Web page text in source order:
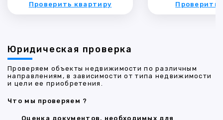
Проверить квартиру Проверить
Юридическая проверка
Проверяем объекты недвижимости по различным
направлениям, в зависимости от типа недвижимости
и цели ее приобретения.
Что мы проверяем ?
Оценка документов, необходимых для